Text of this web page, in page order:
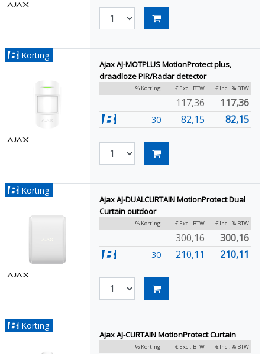
Korting
Ajax AJ-MOTPLUS MotionProtect plus,
draadloze PIR/Radar detector
% Korting € Excl. BTW € Incl. % BTW
117,36 117,36
30 82,15 82,15
Korting
Ajax AJ-DUALCURTAIN MotionProtect Dual
Curtain outdoor
% Korting € Excl. BTW € Incl. % BTW
300,16 300,16
30 210,11 210,11
Korting
Ajax AJ-CURTAIN MotionProtect Curtain
% Korting € Excl. BTW € Incl. % BTW